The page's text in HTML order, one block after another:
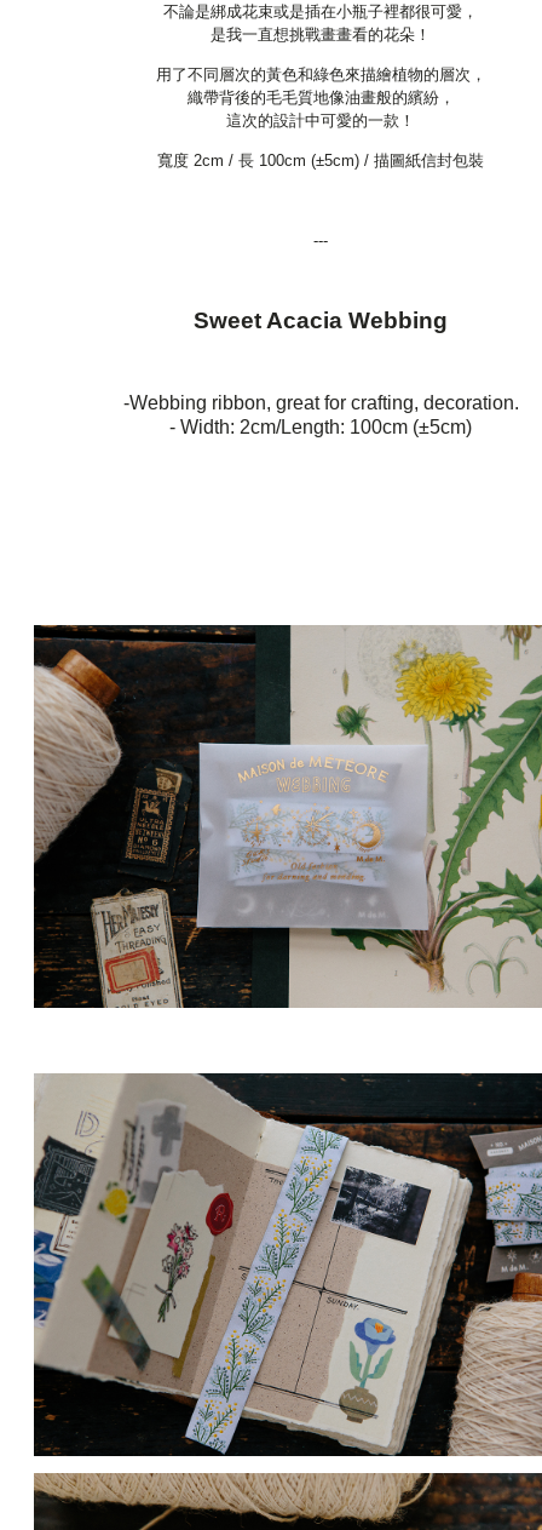
不論是綁成花束或是插在小瓶子裡都很可愛，
是我一直想挑戰畫畫看的花朵！
用了不同層次的黃色和綠色來描繪植物的層次，
織帶背後的毛毛質地像油畫般的繽紛，
這次的設計中可愛的一款！
寬度 2cm / 長 100cm (±5cm) / 描圖紙信封包裝
---
Sweet Acacia Webbing
-Webbing ribbon, great for crafting, decoration.
- Width: 2cm/Length: 100cm (±5cm)